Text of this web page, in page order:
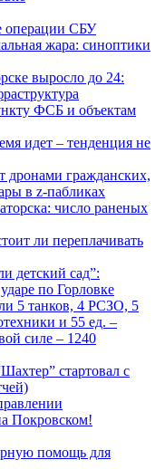
операции СБУ
жара: синоптики
выросло до 24:
ФСБ и объектам
идет – тенденция не
дронами гражданских,
в z-пабликах
число раненых
ли переплачивать
детский сад”:
по Горловке
5 танков, 4 РСЗО, 5
и 55 ед. –
силе – 1240
стартовал с
Покровском!
помощь для